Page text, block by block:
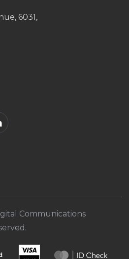
6031,
Communications